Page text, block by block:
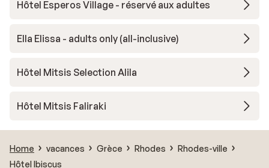
Hôtel Esperos Village - réservé aux adultes
Ella Elissa - adults only (all-inclusive)
Hôtel Mitsis Selection Alila
Hôtel Mitsis Faliraki
Home vacances Grèce Rhodes
Rhodes-ville
Hôtel Ibiscus